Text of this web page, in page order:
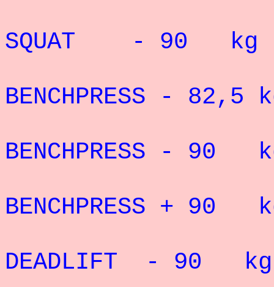
SQUAT - 90 kg
BENCHPRESS -
BENCHPRESS -
BENCHPRESS +
DEADLIFT - 90